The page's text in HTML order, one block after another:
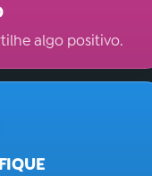
algo positivo.